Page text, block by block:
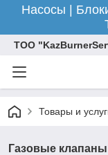
Насосы |
ТОО
Товары и
Газовые